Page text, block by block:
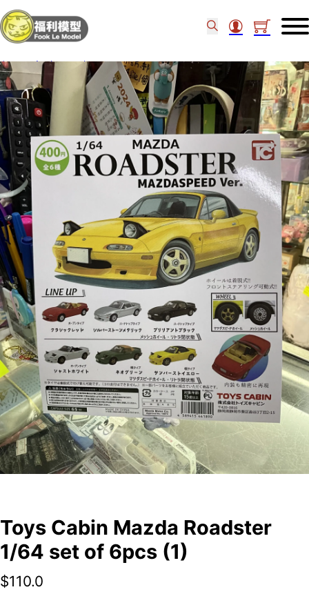
主頁 食玩扭蛋 扭蛋 Toys Cabin Mazda Roadster 1/64 set of 6pcs (1)
Toys Cabin Mazda Roadster
1/64 set of 6pcs (1)
$110.0